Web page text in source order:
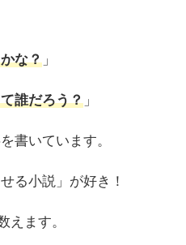
な？ 」
誰だろう？ 」
書いています。
る小説」が好き！
えます。